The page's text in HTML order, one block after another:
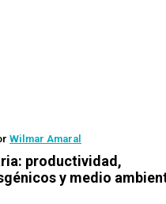
Wilmar Amaral
: productividad,
y medio